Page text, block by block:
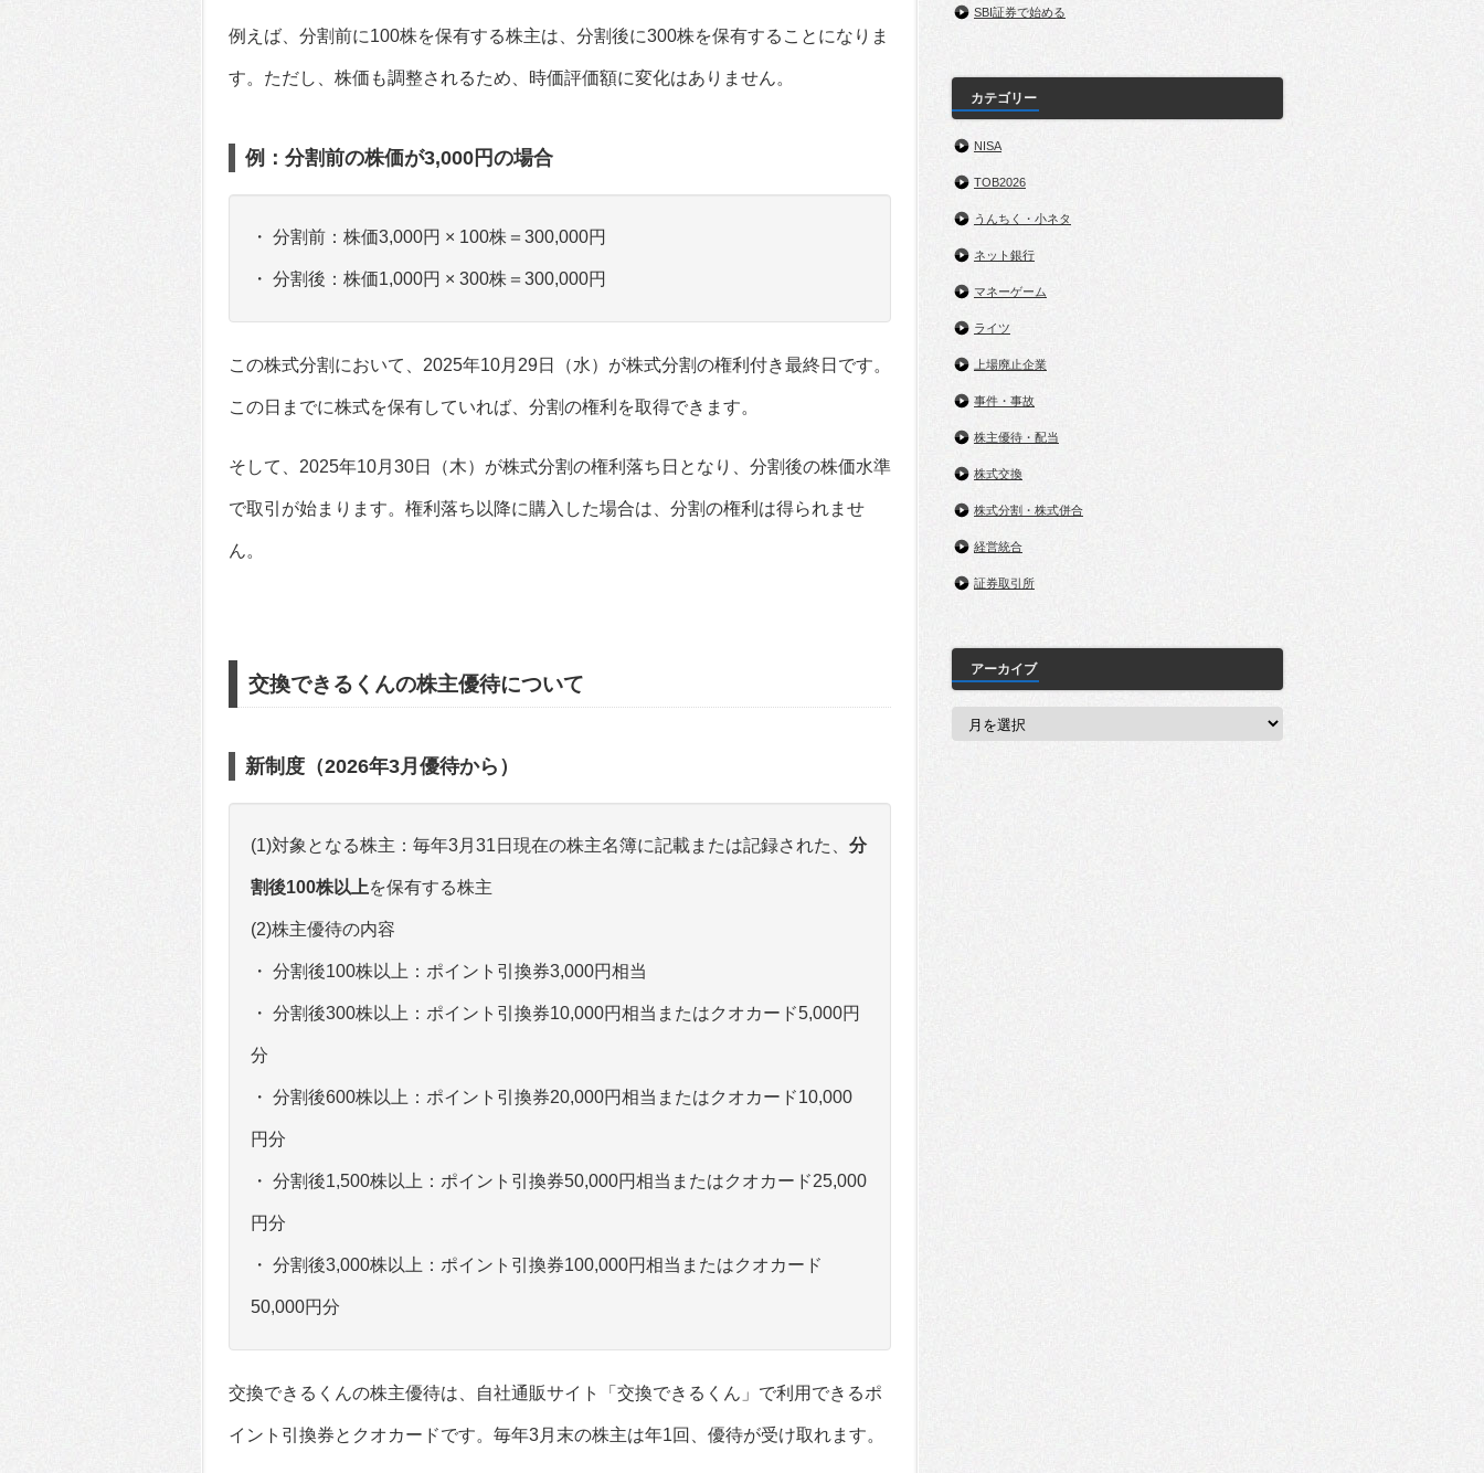
例えば、分割前に100株を保有する株主は、分割後に300株を保有することになりま
す。ただし、株価も調整されるため、時価評価額に変化はありません。
例：分割前の株価が3,000円の場合
・ 分割前：株価3,000円 × 100株＝300,000円
・ 分割後：株価1,000円 × 300株＝300,000円
この株式分割において、2025年10月29日（水）が株式分割の権利付き最終日です。
この日までに株式を保有していれば、分割の権利を取得できます。
そして、2025年10月30日（木）が株式分割の権利落ち日となり、分割後の株価水準
で取引が始まります。権利落ち以降に購入した場合は、分割の権利は得られませ
ん。
交換できるくんの株主優待について
新制度（2026年3月優待から）
(1)対象となる株主：毎年3月31日現在の株主名簿に記載または記録された、 分
割後100株以上を保有する株主
(2)株主優待の内容
・ 分割後100株以上：ポイント引換券3,000円相当
・ 分割後300株以上：ポイント引換券10,000円相当またはクオカード5,000円
分
・ 分割後600株以上：ポイント引換券20,000円相当またはクオカード10,000
円分
・ 分割後1,500株以上：ポイント引換券50,000円相当またはクオカード25,000
円分
・ 分割後3,000株以上：ポイント引換券100,000円相当またはクオカード
50,000円分
交換できるくんの株主優待は、自社通販サイト「交換できるくん」で利用できるポ
イント引換券とクオカードです。毎年3月末の株主は年1回、優待が受け取れます。
SBI証券で始める
カテゴリー
NISA
TOB2026
うんちく・小ネタ
ネット銀行
マネーゲーム
ライツ
上場廃止企業
事件・事故
株主優待・配当
株式交換
株式分割・株式併合
経営統合
証券取引所
アーカイブ